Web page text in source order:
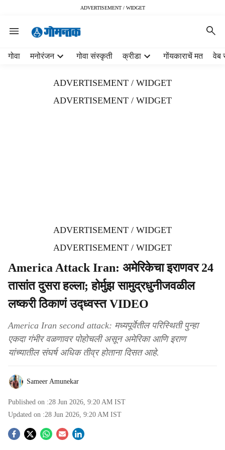
ADVERTISEMENT / WIDGET
गोवा मनोरंजन गोवा संस्कृती क्रीडा गोंयकाराचें मत वेब
ADVERTISEMENT / WIDGET
ADVERTISEMENT / WIDGET
ADVERTISEMENT / WIDGET
ADVERTISEMENT / WIDGET
America Attack Iran: अमेरिकेचा इराणवर 24
तासांत दुसरा हल्ला; होर्मुझ सामुद्रधुनीजवळील
लष्करी ठिकाणं उद्ध्वस्त VIDEO
America Iran second attack: मध्यपूर्वेतील परिस्थिती पुन्हा
एकदा गंभीर वळणावर पोहोचली असून अमेरिका आणि इराण
यांच्यातील संघर्ष अधिक तीव्र होताना दिसत आहे.
Sameer Amunekar
Published on :28 Jun 2026, 9:20 AM IST
Updated on :28 Jun 2026, 9:20 AM IST
S